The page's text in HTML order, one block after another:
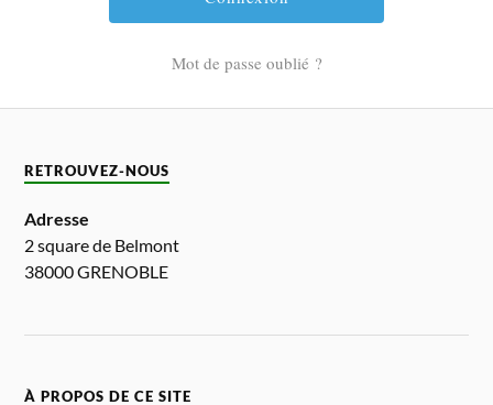
Mot de passe oublié ?
RETROUVEZ-NOUS
Adresse
2 square de Belmont
38000 GRENOBLE
À PROPOS DE CE SITE